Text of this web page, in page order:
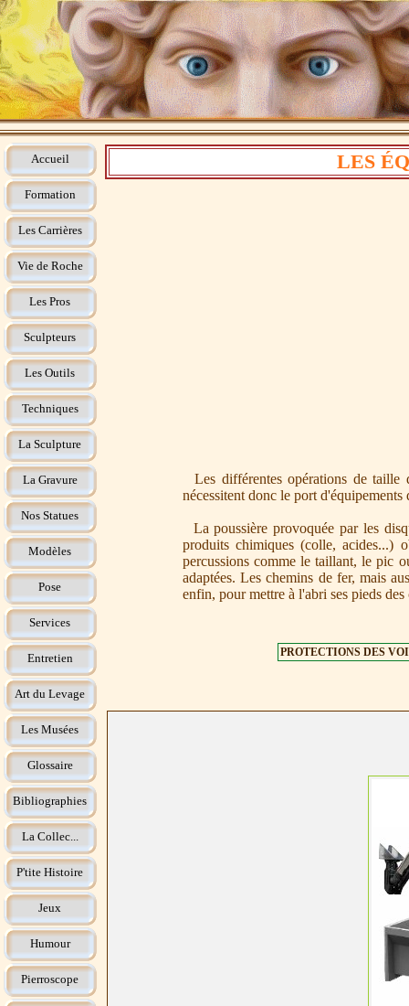
Accueil
Formation
Les Carrières
Vie de Roche
Les Pros
Sculpteurs
Les Outils
Techniques
La Sculpture
La Gravure
Nos Statues
Modèles
Pose
Services
Entretien
Art du Levage
Les Musées
Glossaire
Bibliographies
La Collec...
P'tite Histoire
Jeux
Humour
Pierroscope
LES
Les différentes opérations de taille
nécessitent donc le port
La poussière provoquée par les
produits chimiques (colle, acides...)
percussions comme le taillant, le pic
adaptées. Les chemins de fer, mais
enfin, pour mettre à l'abri ses pieds
PROTECTIONS DES